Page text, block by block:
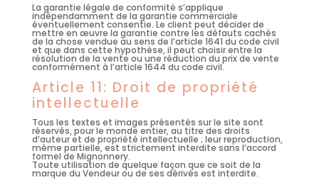
La garantie légale de conformité s’applique
indépendamment de la garantie commerciale
éventuellement consentie. Le client peut décider de
mettre en œuvre la garantie contre les défauts cachés
de la chose vendue au sens de l’article 1641 du code civil
et que dans cette hypothèse, il peut choisir entre la
résolution de la vente ou une réduction du prix de vente
conformément à l’article 1644 du code civil.
Article 11: Droit de propriété
intellectuelle
Tous les textes et images présentés sur le site sont
réservés, pour le monde entier, au titre des droits
d’auteur et de propriété intellectuelle ; leur reproduction,
même partielle, est strictement interdite sans l’accord
formel de Mignonnery.
Toute utilisation de quelque façon que ce soit de la
marque du Vendeur ou de ses dérivés est interdite.